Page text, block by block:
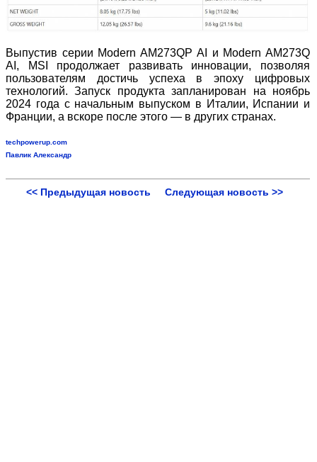
Выпустив серии Modern AM273QP AI и Modern AM273Q
AI, MSI продолжает развивать инновации, позволяя
пользователям достичь успеха в эпоху цифровых
технологий. Запуск продукта запланирован на ноябрь
2024 года с начальным выпуском в Италии, Испании и
Франции, а вскоре после этого — в других странах.
techpowerup.com
Павлик Александр
<< Предыдущая новость Следующая новость >>